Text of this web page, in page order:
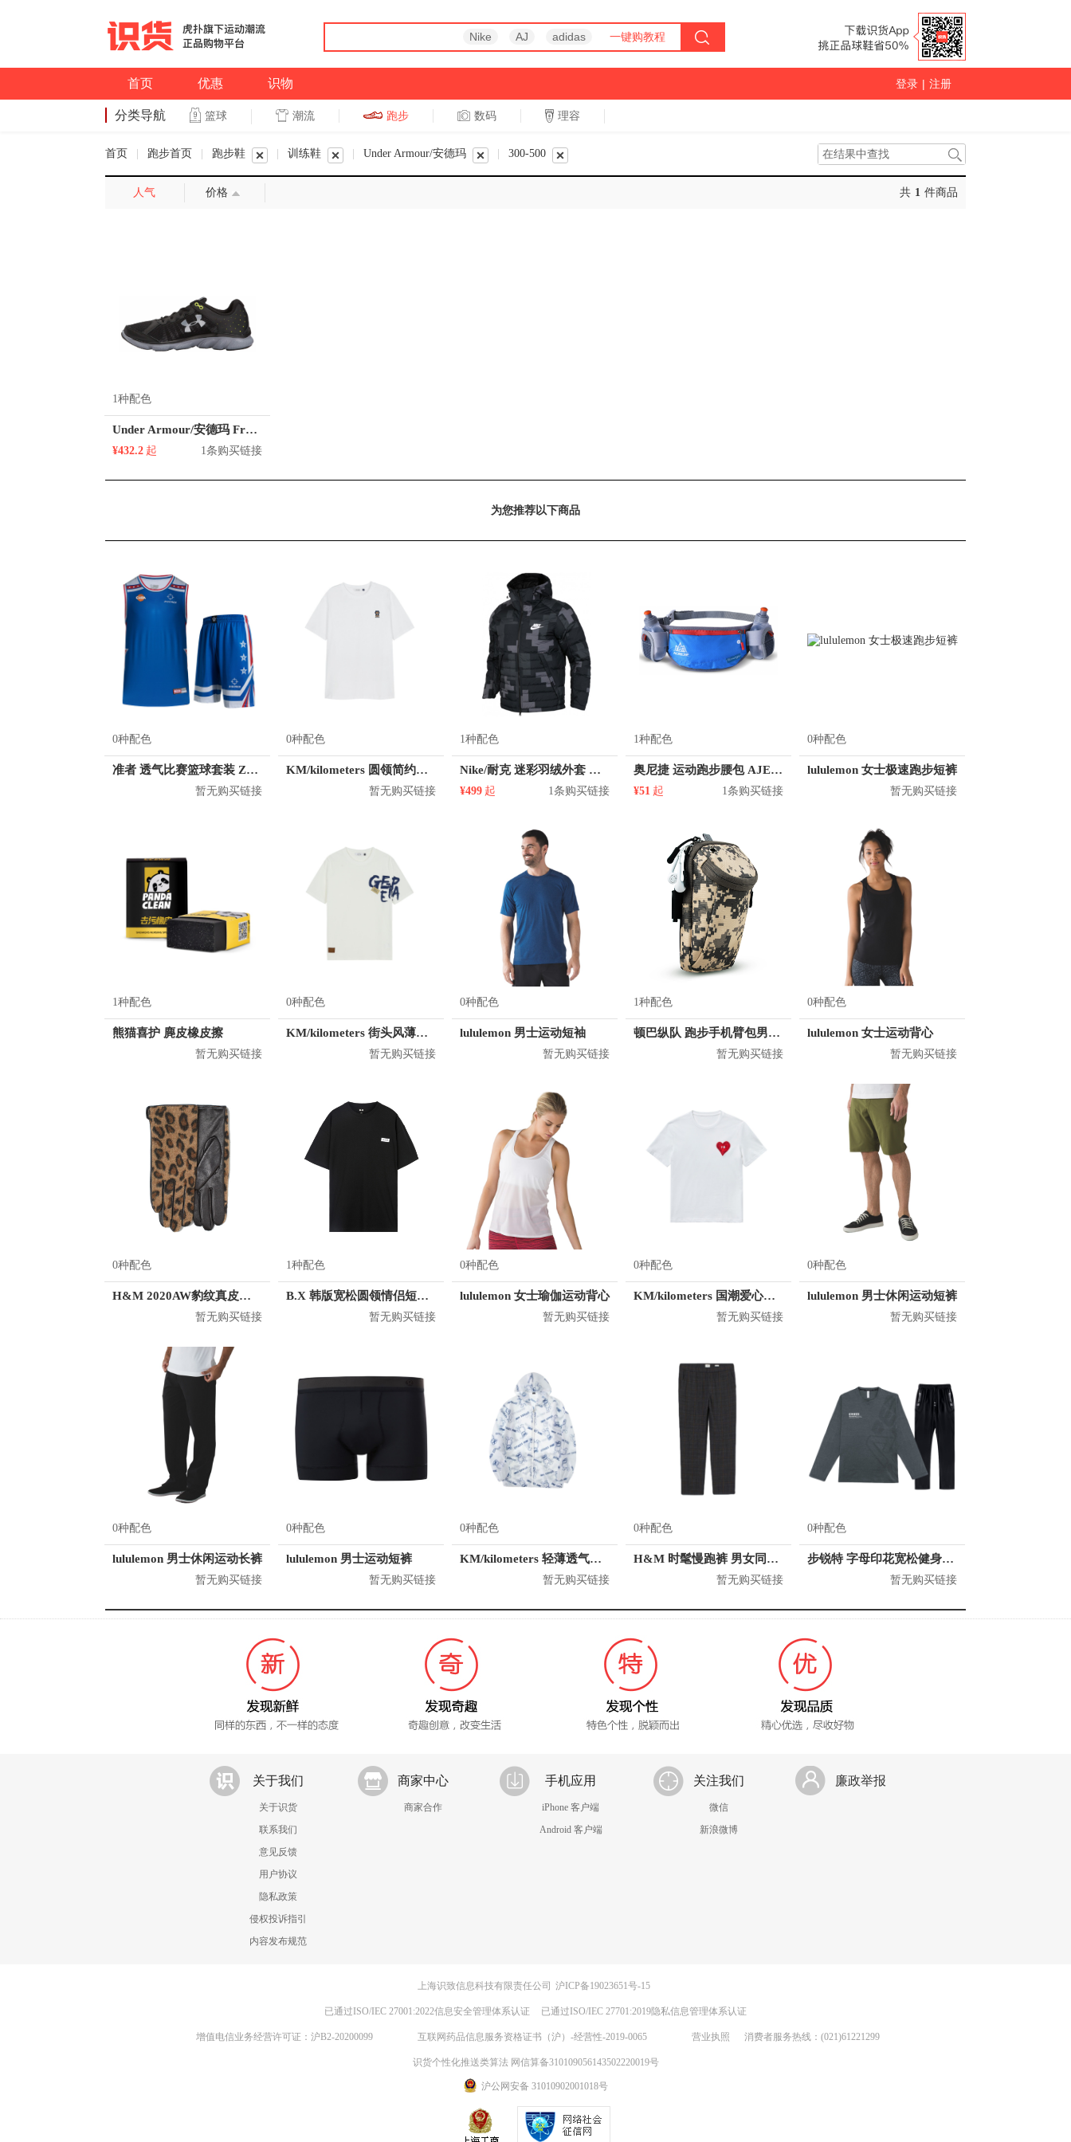
Nike AJ adidas 一键购教程
首页 优惠 识物 登录 | 注册
分类导航 篮球 潮流 跑步 数码 理容
首页 跑步首页 跑步鞋 训练鞋 Under Armour/安德玛 300-500
人气 价格 共 1 件商品
1种配色
Under Armour/安德玛 Freedom Assert 6 训练鞋
¥432.2 起 1条购买链接
为您推荐以下商品
0种配色
准者 透气比赛篮球套装 Z118210177
暂无购买链接
0种配色
KM/kilometers 圆领简约短袖T恤 M2X2108073
暂无购买链接
1种配色
Nike/耐克 迷彩羽绒外套 男女同款 863790
¥499 起 1条购买链接
1种配色
奥尼捷 运动跑步腰包 AJE886
¥51 起 1条购买链接
0种配色
lululemon 女士极速跑步短裤
暂无购买链接
1种配色
熊猫喜护 麂皮橡皮擦
暂无购买链接
0种配色
KM/kilometers 街头风薄款印花短袖T恤 男女同款 M2X2108248
暂无购买链接
0种配色
lululemon 男士运动短袖
暂无购买链接
1种配色
顿巴纵队 跑步手机臂包男运动臂套多功能
暂无购买链接
0种配色
lululemon 女士运动背心
暂无购买链接
0种配色
H&M 2020AW豹纹真皮五指手套 0785505
暂无购买链接
1种配色
B.X 韩版宽松圆领情侣短袖T恤 男女同款 T-6202-002001
暂无购买链接
0种配色
lululemon 女士瑜伽运动背心
暂无购买链接
0种配色
KM/kilometers 国潮爱心短袖T恤 M2X2108466
暂无购买链接
0种配色
lululemon 男士休闲运动短裤
暂无购买链接
0种配色
lululemon 男士休闲运动长裤
暂无购买链接
0种配色
lululemon 男士运动短裤
暂无购买链接
0种配色
KM/kilometers 轻薄透气舒适情侣防晒衣 男女同款 K531J33006921
暂无购买链接
0种配色
H&M 时髦慢跑裤 男女同款 0920040
暂无购买链接
0种配色
步锐特 字母印花宽松健身速干两件套 男女同款 BR8685553
暂无购买链接
关于我们
关于识货
联系我们
意见反馈
用户协议
隐私政策
侵权投诉指引
内容发布规范
商家中心
商家合作
手机应用
iPhone 客户端
Android 客户端
关注我们
微信
新浪微博
廉政举报
上海识致信息科技有限责任公司 沪ICP备19023651号-15
已通过ISO/IEC 27001:2022信息安全管理体系认证 已通过ISO/IEC 27701:2019隐私信息管理体系认证
增值电信业务经营许可证：沪B2-20200099 互联网药品信息服务资格证书（沪）-经营性-2019-0065 营业执照 消费者服务热线：(021)61221299
识货个性化推送类算法 网信算备310109056143502220019号
沪公网安备 31010902001018号